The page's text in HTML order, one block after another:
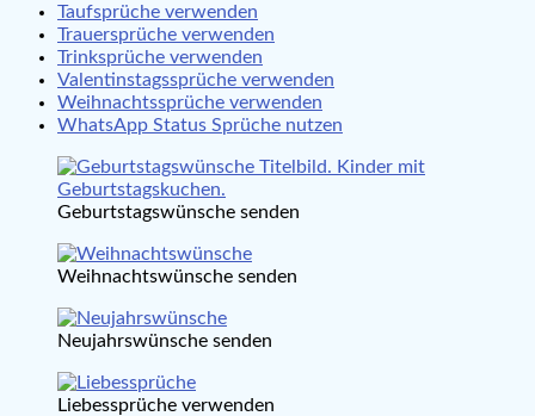
Taufsprüche verwenden
Trauersprüche verwenden
Trinksprüche verwenden
Valentinstagssprüche verwenden
Weihnachtssprüche verwenden
WhatsApp Status Sprüche nutzen
Geburtstagswünsche senden
Weihnachtswünsche senden
Neujahrswünsche senden
Liebessprüche verwenden